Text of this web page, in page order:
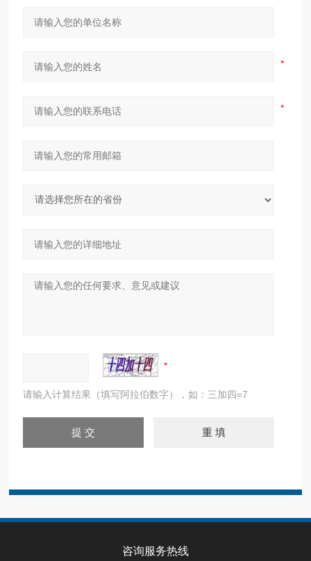
请输入计算结果（填写阿拉伯数字），如：三加四=7
咨询服务热线